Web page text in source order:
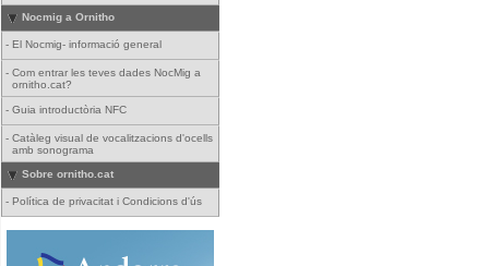
Nocmig a Ornitho
- El Nocmig- informació general
- Com entrar les teves dades NocMig a
ornitho.cat?
- Guia introductòria NFC
- Catàleg visual de vocalitzacions d'ocells
amb sonograma
Sobre ornitho.cat
- Política de privacitat i Condicions d'ús